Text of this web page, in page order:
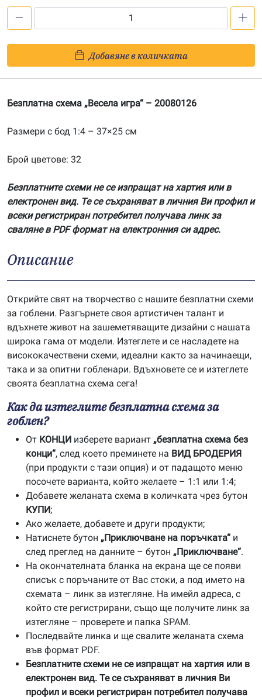
схема
„Весела
Добавяне в количката
Безплатна схема „Весела игра“ – 20080126
Размери с бод 1:4 – 37×25 см
Брой цветове: 32
Безплатните схеми не се изпращат на хартия или в
електронен вид. Те се съхраняват в личния Ви профил и
всеки регистриран потребител получава линк за
сваляне в PDF формат на електронния си адрес.
Описание
Открийте свят на творчество с нашите безплатни схеми
за гоблени. Разгърнете своя артистичен талант и
вдъхнете живот на зашеметяващите дизайни с нашата
широка гама от модели. Изтеглете и се насладете на
висококачествени схеми, идеални както за начинаещи,
така и за опитни гобленари. Вдъхновете се и изтеглете
своята безплатна схема сега!
Как да изтеглите безплатна схема за
гоблен?
От КОНЦИ изберете вариант „безплатна схема без
конци“, след което преминете на ВИД БРОДЕРИЯ
(при продукти с тази опция) и от падащото меню
посочете варианта, който желаете – 1:1 или 1:4;
Добавете желаната схема в количката чрез бутон
КУПИ;
Ако желаете, добавете и други продукти;
Натиснете бутон „Приключване на поръчката“ и
след преглед на данните – бутон „Приключване“.
На окончателната бланка на екрана ще се появи
списък с поръчаните от Вас стоки, а под името на
схемата – линк за изтегляне. На имейл адреса, с
който сте регистрирани, също ще получите линк за
изтегляне – проверете и папка SPAM.
Последвайте линка и ще свалите желаната схема
във формат PDF.
Безплатните схеми не се изпращат на хартия или в
електронен вид. Те се съхраняват в личния Ви
профил и всеки регистриран потребител получава